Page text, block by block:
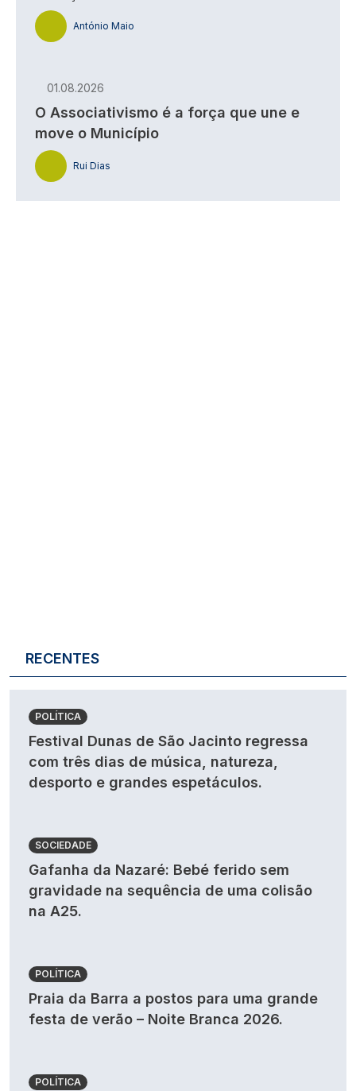
António Maio
01.08.2026
O Associativismo é a força que une e
move o Município
Rui Dias
RECENTES
POLÍTICA
Festival Dunas de São Jacinto regressa
com três dias de música, natureza,
desporto e grandes espetáculos.
SOCIEDADE
Gafanha da Nazaré: Bebé ferido sem
gravidade na sequência de uma colisão
na A25.
POLÍTICA
Praia da Barra a postos para uma grande
festa de verão – Noite Branca 2026.
POLÍTICA